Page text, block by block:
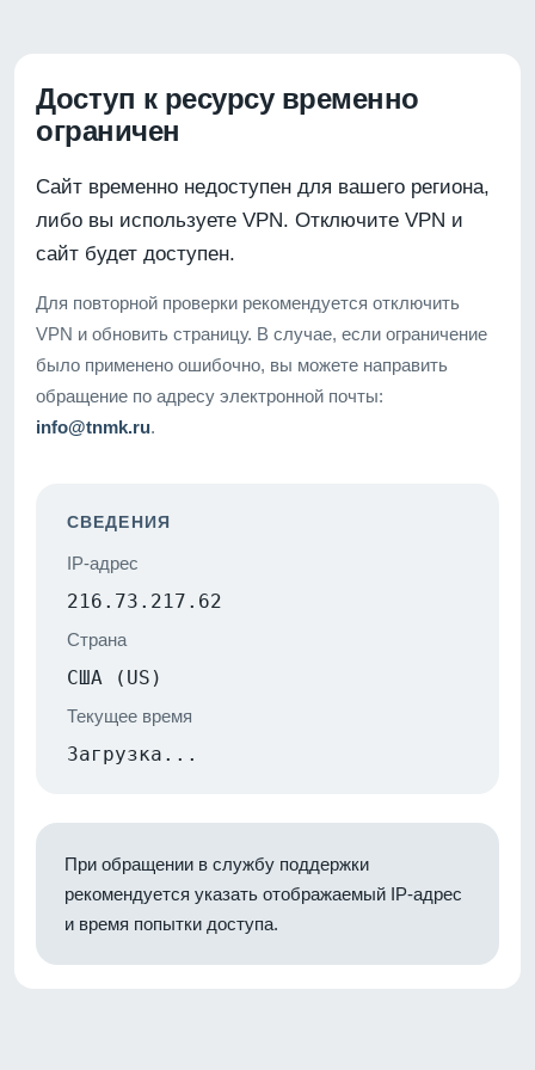
Доступ к ресурсу временно
ограничен
Сайт временно недоступен для вашего региона,
либо вы используете VPN. Отключите VPN и
сайт будет доступен.
Для повторной проверки рекомендуется отключить
VPN и обновить страницу. В случае, если ограничение
было применено ошибочно, вы можете направить
обращение по адресу электронной почты:
info@tnmk.ru.
СВЕДЕНИЯ
IP-адрес
216.73.217.62
Страна
США (US)
Текущее время
Загрузка...
При обращении в службу поддержки
рекомендуется указать отображаемый IP-адрес
и время попытки доступа.